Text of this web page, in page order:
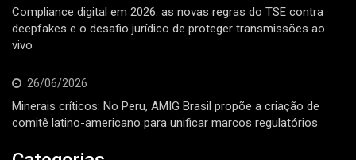
Compliance digital em 2026: as novas regras do TSE contra
deepfakes e o desafio jurídico de proteger transmissões ao
vivo
26/06/2026
Minerais críticos: No Peru, AMIG Brasil propõe a criação de
comitê latino-americano para unificar marcos regulatórios